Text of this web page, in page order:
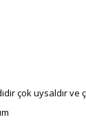
çok uysaldır ve